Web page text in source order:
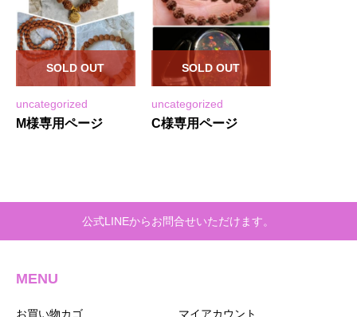
uncategorized
M様専用ページ
SOLD OUT
uncategorized
C様専用ページ
SOLD OUT
公式LINEからお問合せいただけます。
MENU
お買い物カゴ マイアカウント